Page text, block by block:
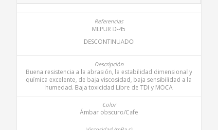
MEPUR D-45
DESCONTINUADO
Buena resistencia a la abrasión, la estabilidad dimensional y
química excelente, de baja viscosidad, baja sensibilidad a la
humedad. Baja toxicidad Libre de TDI y MOCA
Ámbar obscuro/Cafe